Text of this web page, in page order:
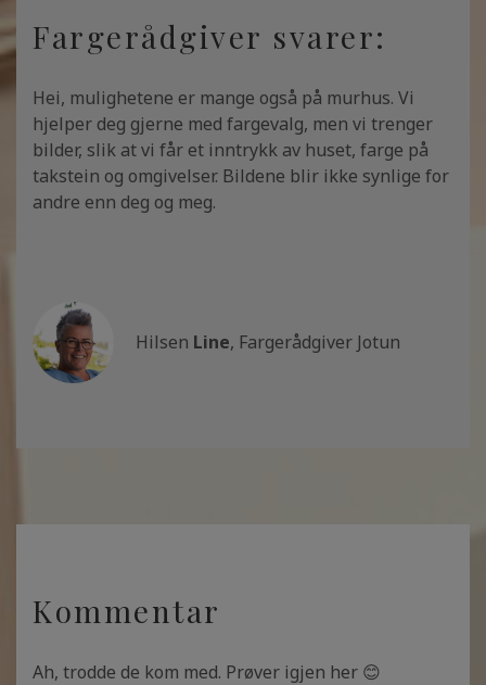
Fargerådgiver svarer:
Hei, mulighetene er mange også på murhus. Vi
hjelper deg gjerne med fargevalg, men vi trenger
bilder, slik at vi får et inntrykk av huset, farge på
takstein og omgivelser. Bildene blir ikke synlige for
andre enn deg og meg.
Hilsen Line, Fargerådgiver Jotun
Kommentar
Ah, trodde de kom med. Prøver igjen her 😊